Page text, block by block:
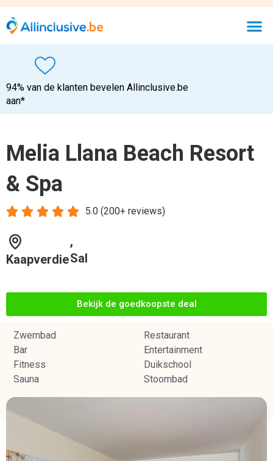
94% van de klanten bevelen Allinclusive.be
aan*
Melia Llana Beach Resort
& Spa
5.0 (200+ reviews)
    
Kaapverdie
,
Sal
Bekijk de goedkoopste deal
Zwembad
Restaurant
Bar
Entertainment
Fitness
Duikschool
Sauna
Stoombad